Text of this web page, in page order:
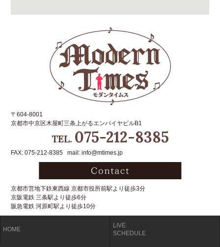
〒604-8001
京都市中京区木屋町三条上がるエンパイヤビルB1
TEL. 075-212-8385
FAX: 075-212-8385 mail: info@mtimes.jp
京都市営地下鉄東西線 京都市役所前駅より徒歩3分
京阪電鉄 三条駅より徒歩6分
阪急電鉄 河原町駅より徒歩10分
HOME
LIVE
SCHEDULE